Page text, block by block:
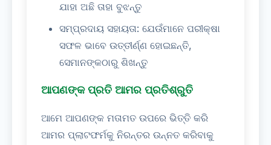
ଯାହା ଅଛି ତାହା ବୁଝନ୍ତୁ
ସମ୍ପ୍ରଦାୟ ସହାୟତା: ଯେଉଁମାନେ ପରୀକ୍ଷା
ସଫଳ ଭାବେ ଉତ୍ତୀର୍ଣ୍ଣ ହୋଇଛନ୍ତି,
ସେମାନଙ୍କଠାରୁ ଶିଖନ୍ତୁ
ଆପଣଙ୍କ ପ୍ରତି ଆମର ପ୍ରତିଶ୍ରୁତି
ଆମେ ଆପଣଙ୍କ ମତାମତ ଉପରେ ଭିତ୍ତି କରି
ଆମର ପ୍ଲାଟଫର୍ମକୁ ନିରନ୍ତର ଉନ୍ନତ କରିବାକୁ